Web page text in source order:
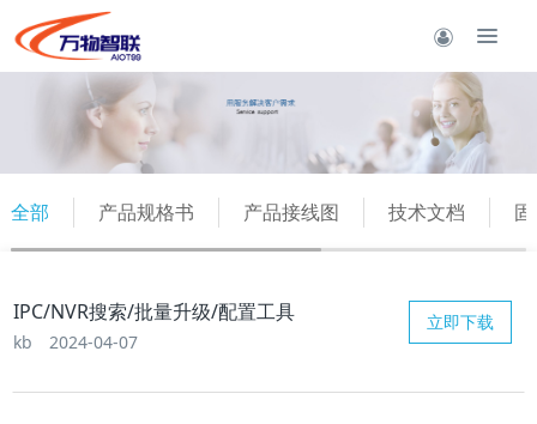
全部 产品规格书 产品接线图 技术文档
立即下载
IPC/NVR搜索/批量升级/配置工具
kb 2024-04-07